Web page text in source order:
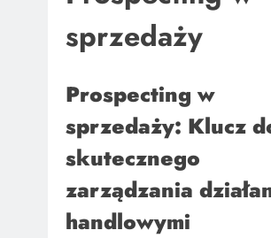
sprzedaży
Prospecting w
sprzedaży: Klucz
skutecznego
zarządzania
handlowymi